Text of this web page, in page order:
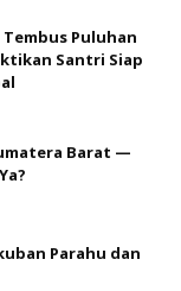
Puluhan
Santri Siap
Barat —
Parahu dan